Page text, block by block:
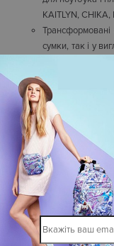
KAITLYN, CHIKA,
сумки, так і у
HIPHURRAY
Елегантні,
сумки-клатчі:
EARTHBEAT S,
KALIPE, NEW
А щоб
бельгійський
дорожніх
В каталозі на
обрати модель,